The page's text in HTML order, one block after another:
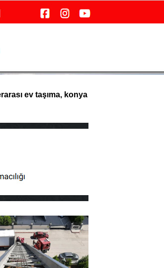
ev taşıma, konya